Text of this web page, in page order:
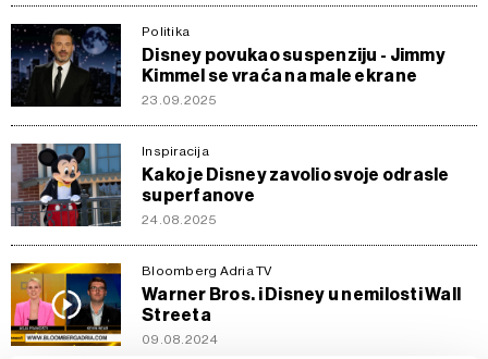
Politika
Disney povukao suspenziju - Jimmy
Kimmel se vraća na male ekrane
23.09.2025
Inspiracija
Kako je Disney zavolio svoje odrasle
superfanove
24.08.2025
Bloomberg Adria TV
Warner Bros. i Disney u nemilosti Wall
Streeta
09.08.2024